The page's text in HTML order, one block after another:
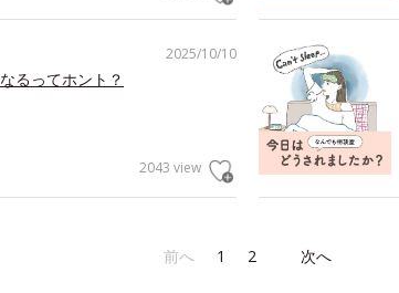
2025/10/10
るってホント？
2043 view
前へ 1 2 次へ